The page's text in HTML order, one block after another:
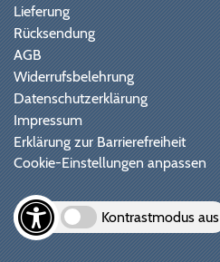
Lieferung
Rücksendung
AGB
Widerrufsbelehrung
Datenschutzerklärung
Impressum
Erklärung zur Barrierefreiheit
Cookie-Einstellungen anpassen
Kontrastmodus aus